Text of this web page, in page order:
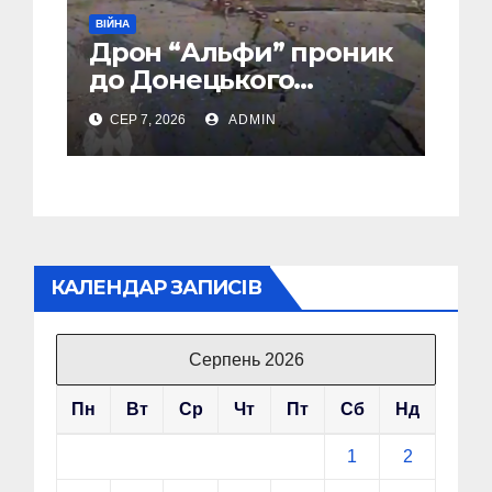
ВІЙНА
Дрон “Альфи” проник
до Донецького
аеропорту та спалив
“Шахед” ще до запуску
СЕР 7, 2026 ADMIN
КАЛЕНДАР ЗАПИСІВ
Серпень 2026
Пн Вт Ср Чт Пт Сб Нд
1 2